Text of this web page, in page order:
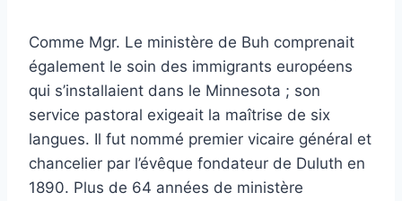
Comme Mgr. Le ministère de Buh comprenait
également le soin des immigrants européens
qui s’installaient dans le Minnesota ; son
service pastoral exigeait la maîtrise de six
langues. Il fut nommé premier vicaire général et
chancelier par l’évêque fondateur de Duluth en
1890. Plus de 64 années de ministère